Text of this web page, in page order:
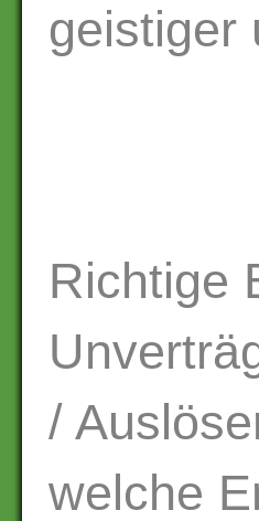
geistiger
Richtige
/
welche